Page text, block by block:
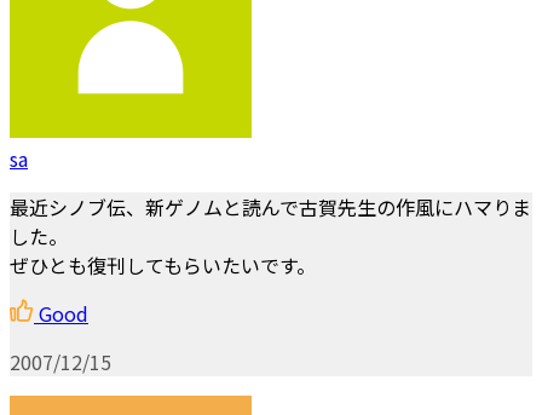
sa
最近シノブ伝、新ゲノムと読んで古賀先生の作風にハマりま
した。
ぜひとも復刊してもらいたいです。
Good
2007/12/15